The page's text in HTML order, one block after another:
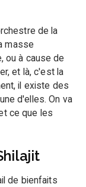
de la
masse
ou à cause de
et là, c'est la
il existe des
d'elles. On va
ce que les
de bienfaits